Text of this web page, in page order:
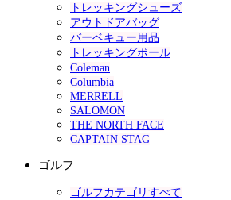
トレッキングシューズ
アウトドアバッグ
バーベキュー用品
トレッキングポール
Coleman
Columbia
MERRELL
SALOMON
THE NORTH FACE
CAPTAIN STAG
ゴルフ
ゴルフカテゴリすべて